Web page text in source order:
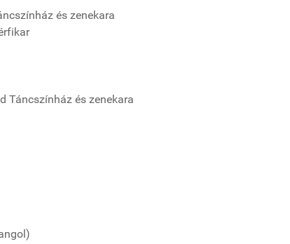
és zenekara
és zenekara